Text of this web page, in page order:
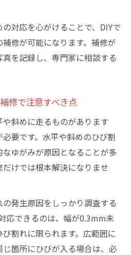
対応を心がけることで、DIYで
修が可能になります。補修が
を記録し、専門家に相談する
修で注意すべき点
斜めに走るものがあります
要です。水平や斜めのひび割
ゆがみが原因となることが多
けでは根本解決になりませ
発生原因をしっかり調査する
応できるのは、幅が0.3mm未
割れに限られます。広範囲に
箇所にひびが入る場合は、必